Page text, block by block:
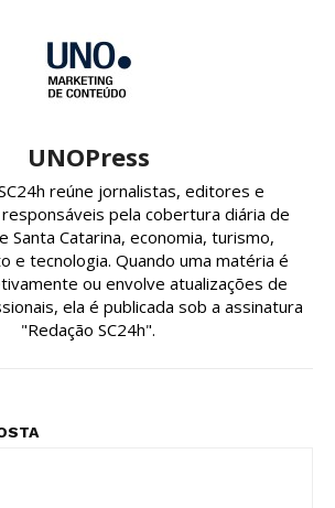
UNOPress
reúne jornalistas, editores e
pela cobertura diária de
Santa Catarina, economia, turismo,
e tecnologia. Quando uma matéria é
ou envolve atualizações de
ela é publicada sob a assinatura
"Redação SC24h".